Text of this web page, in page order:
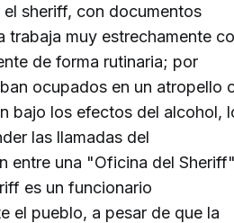
sheriff, con documentos
trabaja muy estrechamente
de forma rutinaria; por
ocupados en un atropello
bajo los efectos del alcohol,
las llamadas del
entre una "Oficina del
es un funcionario
el pueblo, a pesar de que la